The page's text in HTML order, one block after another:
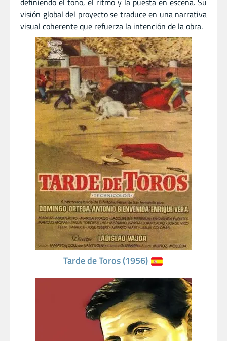
visión global del proyecto se traduce en una narrativa
visual coherente que refuerza la intención de la obra.
Tarde de Toros (1956)